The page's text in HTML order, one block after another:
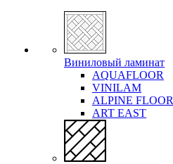
Виниловый ламинат
AQUAFLOOR
VINILAM
ALPINE FLOOR
ART EAST